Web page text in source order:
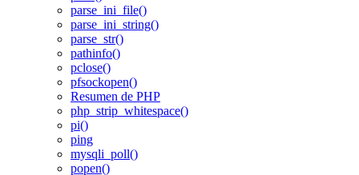
parse_ini_file()
parse_ini_string()
parse_str()
pathinfo()
pclose()
pfsockopen()
Resumen de PHP
php_strip_whitespace()
pi()
ping
mysqli_poll()
popen()